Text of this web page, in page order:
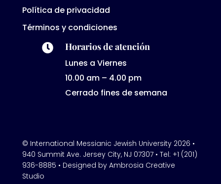
Política de privacidad
Términos y condiciones

Horarios de atención
Lunes a Viernes
10.00 am – 4.00 pm
Cerrado fines de semana
© International Messianic Jewish University 2026 •
940 Summit Ave. Jersey City, NJ 07307 • Tel: +1 (201)
936-8885 • Designed by Ambrosia Creative
Studio